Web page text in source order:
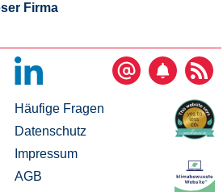
Firma
Häufige Fragen
Datenschutz
Impressum
AGB